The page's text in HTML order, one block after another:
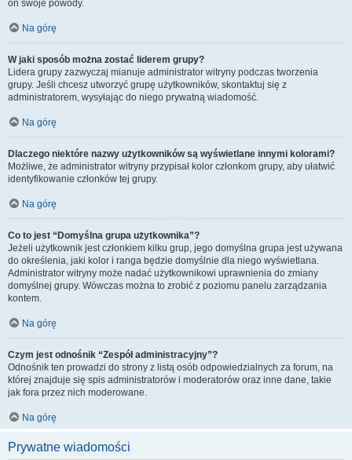
on swoje powody.
Na górę
W jaki sposób można zostać liderem grupy?
Lidera grupy zazwyczaj mianuje administrator witryny podczas tworzenia
grupy. Jeśli chcesz utworzyć grupę użytkowników, skontaktuj się z
administratorem, wysyłając do niego prywatną wiadomość.
Na górę
Dlaczego niektóre nazwy użytkowników są wyświetlane innymi kolorami?
Możliwe, że administrator witryny przypisał kolor członkom grupy, aby ułatwić
identyfikowanie członków tej grupy.
Na górę
Co to jest “Domyślna grupa użytkownika”?
Jeżeli użytkownik jest członkiem kilku grup, jego domyślna grupa jest używana
do określenia, jaki kolor i ranga będzie domyślnie dla niego wyświetlana.
Administrator witryny może nadać użytkownikowi uprawnienia do zmiany
domyślnej grupy. Wówczas można to zrobić z poziomu panelu zarządzania
kontem.
Na górę
Czym jest odnośnik “Zespół administracyjny”?
Odnośnik ten prowadzi do strony z listą osób odpowiedzialnych za forum, na
której znajduje się spis administratorów i moderatorów oraz inne dane, takie
jak fora przez nich moderowane.
Na górę
Prywatne wiadomości